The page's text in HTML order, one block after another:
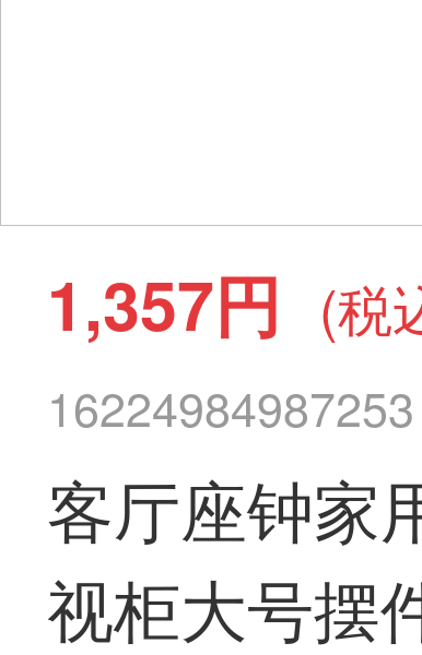
1,357円 (税
16224984987253
客厅座钟家
视柜大号摆